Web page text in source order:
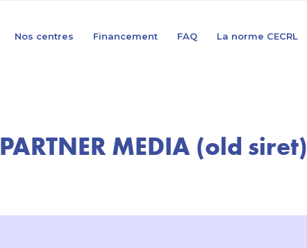
Nos centres Financement FAQ La norme CECRL
PARTNER MEDIA (old siret)